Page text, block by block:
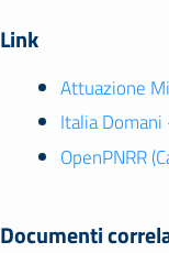
Link
Attuazione
Italia
OpenPNRR
Documenti